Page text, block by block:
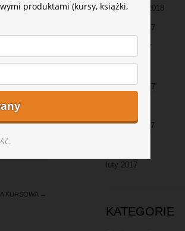
KURSOWA →
październik 2018
wrzesień 2017
sierpień 2017
lipiec 2017
czerwiec 2017
kwiecień 2017
luty 2017
KATEGORIE
produktami (kursy, książki,